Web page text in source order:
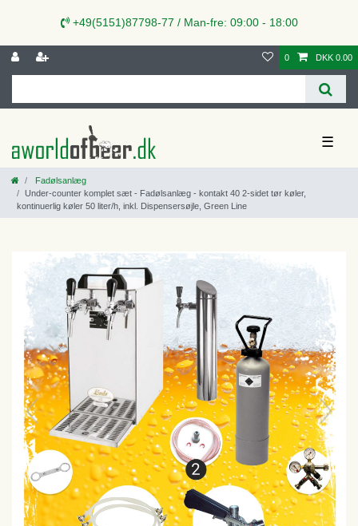
+49(5151)87798-77 / Man-fre: 09:00 - 18:00
0 DKK 0.00
☰
Fadølsanlæg
Under-counter komplet sæt - Fadølsanlæg - kontakt 40 2-sidet tør køler,
kontinuerlig køler 50 liter/h, inkl. Dispensersøjle, Green Line